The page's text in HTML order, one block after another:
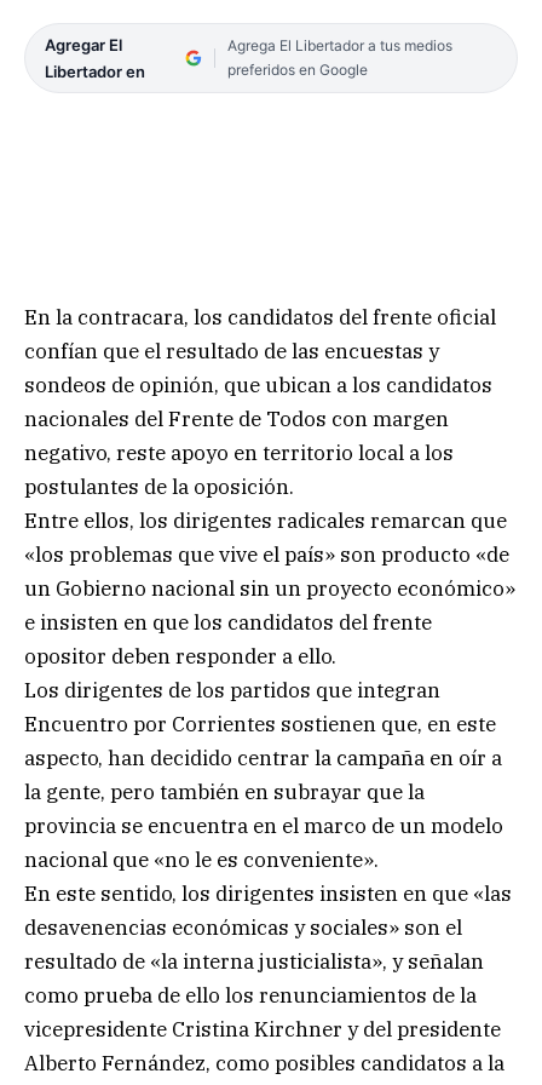
Agregar El
Libertador en
Agrega El Libertador a tus medios
preferidos en Google
En la contracara, los candidatos del frente oficial
confían que el resultado de las encuestas y
sondeos de opinión, que ubican a los candidatos
nacionales del Frente de Todos con margen
negativo, reste apoyo en territorio local a los
postulantes de la oposición.
Entre ellos, los dirigentes radicales remarcan que
«los problemas que vive el país» son producto «de
un Gobierno nacional sin un proyecto económico»
e insisten en que los candidatos del frente
opositor deben responder a ello.
Los dirigentes de los partidos que integran
Encuentro por Corrientes sostienen que, en este
aspecto, han decidido centrar la campaña en oír a
la gente, pero también en subrayar que la
provincia se encuentra en el marco de un modelo
nacional que «no le es conveniente».
En este sentido, los dirigentes insisten en que «las
desavenencias económicas y sociales» son el
resultado de «la interna justicialista», y señalan
como prueba de ello los renunciamientos de la
vicepresidente Cristina Kirchner y del presidente
Alberto Fernández, como posibles candidatos a la